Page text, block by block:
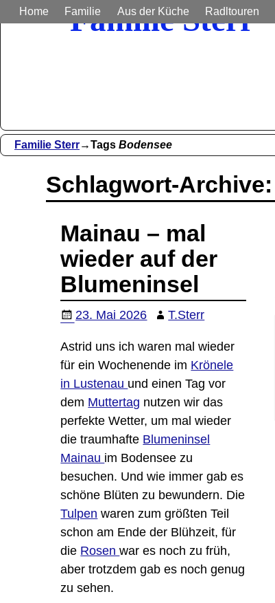
Home Familie Aus der Küche Radltouren
Familie Sterr
Familie Sterr→Tags Bodensee
Schlagwort-Archive:
Mainau – mal
wieder auf der
Blumeninsel
23. Mai 2026 T.Sterr
Astrid uns ich waren mal wieder
für ein Wochenende im Krönele
in Lustenau und einen Tag vor
dem Muttertag nutzen wir das
perfekte Wetter, um mal wieder
die traumhafte Blumeninsel
Mainau im Bodensee zu
besuchen. Und wie immer gab es
schöne Blüten zu bewundern. Die
Tulpen waren zum größten Teil
schon am Ende der Blühzeit, für
die Rosenwar es noch zu früh,
aber trotzdem gab es noch genug
zu sehen.